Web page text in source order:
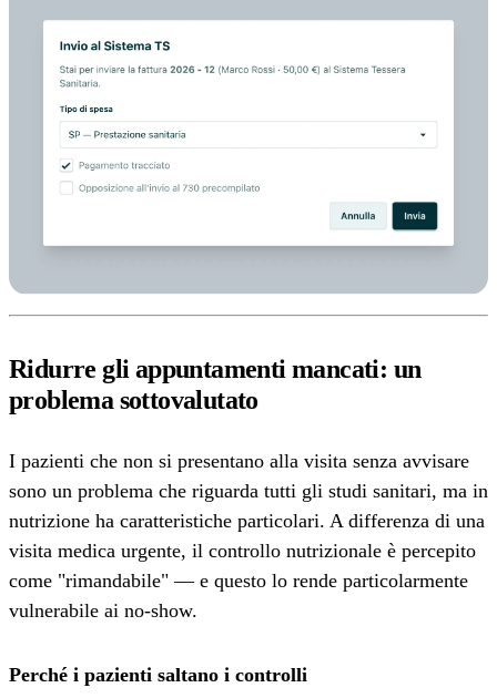
Ridurre gli appuntamenti mancati: un
problema sottovalutato
I pazienti che non si presentano alla visita senza avvisare
sono un problema che riguarda tutti gli studi sanitari, ma in
nutrizione ha caratteristiche particolari. A differenza di una
visita medica urgente, il controllo nutrizionale è percepito
come "rimandabile" — e questo lo rende particolarmente
vulnerabile ai no-show.
Perché i pazienti saltano i controlli